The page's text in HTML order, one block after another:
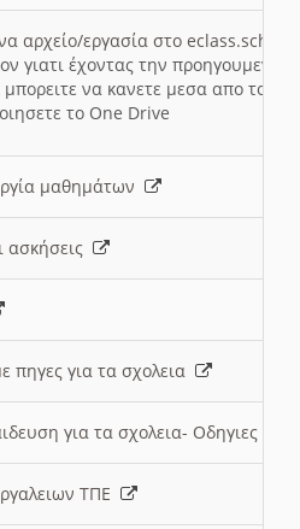
αρχείο/εργασία στο eclass.sch.gr
γιατι έχοντας την
μπορειτε να κανετε μεσα απο το
το One Drive
μαθημάτων
ασκήσεις
πηγες για τα σχολεια
για τα σχολεια- Οδηγιες
ΤΠΕ